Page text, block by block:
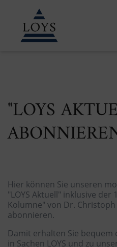
"LOYS
Hier können Sie unseren
"LOYS Aktuell" inklusive der
Kolumne" von Dr.
abonnieren.
Damit erhalten Sie
in Sachen LOYS und zu